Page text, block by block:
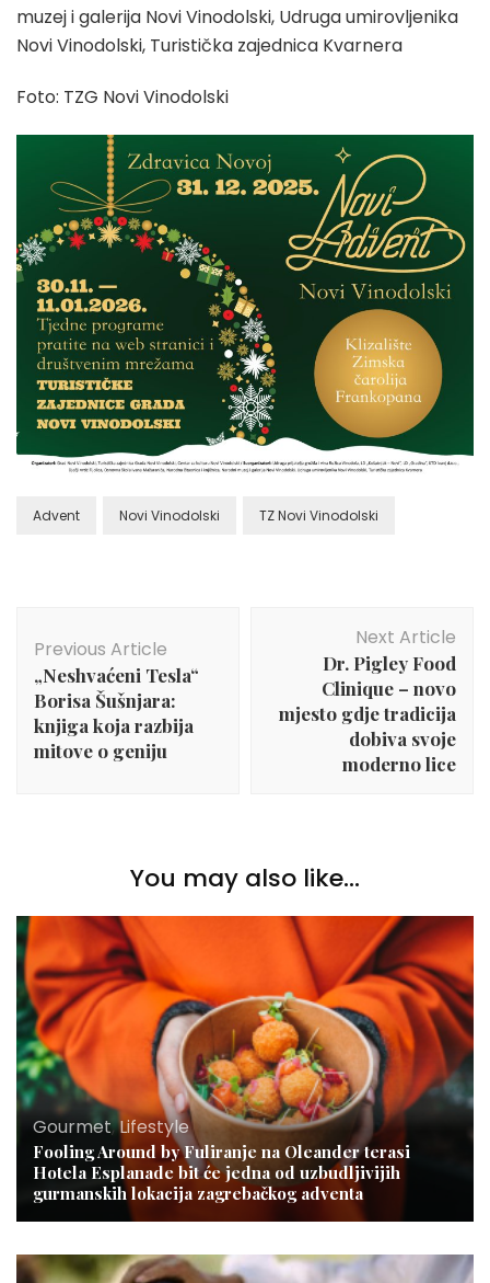
muzej i galerija Novi Vinodolski, Udruga umirovljenika
Novi Vinodolski, Turistička zajednica Kvarnera
Foto: TZG Novi Vinodolski
Advent Novi Vinodolski TZ Novi Vinodolski
Navigation
Previous Article
„Neshvaćeni Tesla“
Borisa Šušnjara:
knjiga koja razbija
mitove o geniju
Next Article
Dr. Pigley Food
Clinique – novo
mjesto gdje tradicija
dobiva svoje
moderno lice
You may also like...
Gourmet,Lifestyle
Fooling Around by Fuliranje na Oleander terasi
Hotela Esplanade bit će jedna od uzbudljivijih
gurmanskih lokacija zagrebačkog adventa